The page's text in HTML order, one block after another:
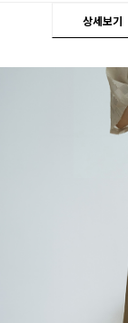
상세보기